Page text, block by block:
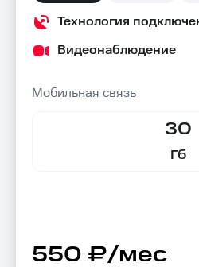
Технология
Видеонаблюдение
Мобильная связь
30
Гб
550 ₽/мес